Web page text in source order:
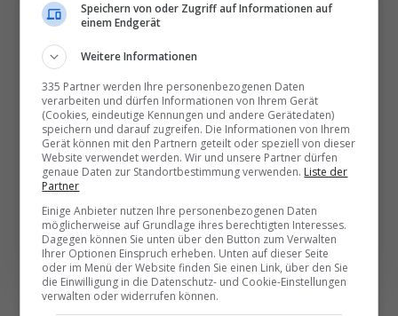
Die wichtigsten und
besten News direkt in
Ihr E‑Mail-Postfach
Täglich oder wöchentlich, mit mehr Insights oder
weniger. Bei Travel­news haben Sie die Wahl.
NEWSLETTER ENTDECKEN
Speichern von oder Zugriff auf Informationen auf
einem Endgerät
Weitere Informationen
335 Partner werden Ihre personenbezogenen Daten
verarbeiten und dürfen Informationen von Ihrem Gerät
(Cookies, eindeutige Kennungen und andere Gerätedaten)
speichern und darauf zugreifen. Die Informationen von Ihrem
Gerät können mit den Partnern geteilt oder speziell von dieser
Website verwendet werden. Wir und unsere Partner dürfen
genaue Daten zur Standortbestimmung verwenden. Liste der
Partner
Einige Anbieter nutzen Ihre personenbezogenen Daten
möglicherweise auf Grundlage ihres berechtigten Interesses.
Dagegen können Sie unten über den Button zum Verwalten
Ihrer Optionen Einspruch erheben. Unten auf dieser Seite
oder im Menü der Website finden Sie einen Link, über den Sie
die Einwilligung in die Datenschutz- und Cookie-Einstellungen
verwalten oder widerrufen können.